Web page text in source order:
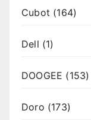
Cubot (164)
Dell (1)
DOOGEE (153)
Doro (173)